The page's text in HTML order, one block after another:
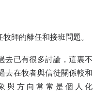
師的離任和接班問題。
去已有很多討論，這裏不
去在牧者與信徒關係較和
與方向常常是個人化